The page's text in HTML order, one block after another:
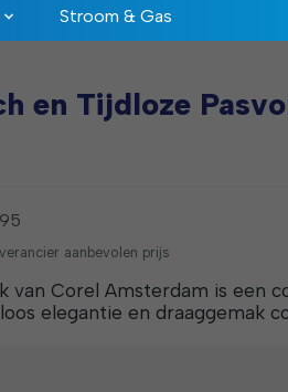
Stroom & Gas
en Tijdloze
aanbevolen prijs
van Corel Amsterdam is een
elegantie en draaggemak